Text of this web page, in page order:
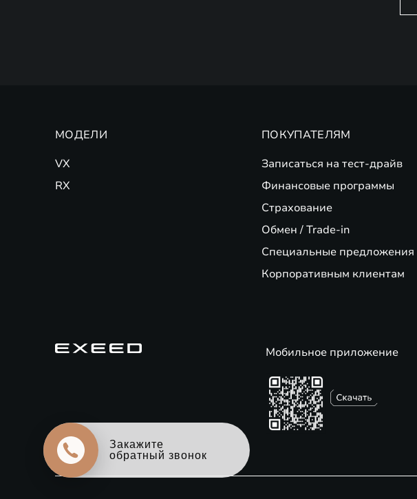
МОДЕЛИ
VX
RX
ПОКУПАТЕЛЯМ
Записаться на тест-драйв
Финансовые программы
Страхование
Обмен / Trade-in
Специальные предложения
Корпоративным клиентам
Мобильное приложение
Оцените свой авто
в обмен на новый